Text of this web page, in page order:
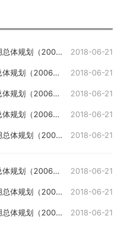
汨罗市川山坪镇土地利用总体规划（2006—2020年）2016年调整完善方案 2018-06-21
汨罗市大荆镇土地利用总体规划（2006—2020年）2016年调整完善方案 2018-06-21
汨罗市古培镇土地利用总体规划（2006—2020年）2016年调整完善方案 2018-06-21
汨罗市长乐镇土地利用总体规划（2006—2020年）2016年调整完善方案 2018-06-21
汨罗市桃林寺镇土地利用总体规划（2006—2020年）2016年调整完善方案 2018-06-21
汨罗市三江镇土地利用总体规划（2006—2020年）2016年调整完善方案 2018-06-21
汨罗市屈子祠镇土地利用总体规划（2006—2020年）2016年调整完善方案 2018-06-21
汨罗市神鼎山镇土地利用总体规划（2006—2020年）2016年调整完善方案 2018-06-21